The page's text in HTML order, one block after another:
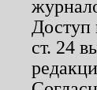
Доступ
ст. 24